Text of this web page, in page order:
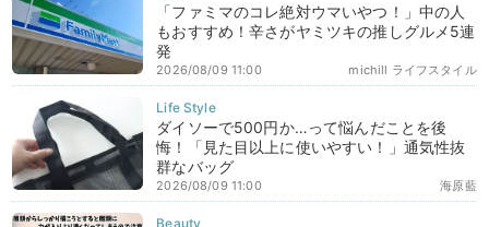
「ファミマのコレ絶対ウマいやつ！」中の人
もおすすめ！辛さがヤミツキの推しグルメ5連
発
michill ライフスタイル
2026/08/09 11:00
ダイソーで500円か…って悩んだことを後
悔！「見た目以上に使いやすい！」通気性抜
群なバッグ
海原藍
2026/08/09 11:00